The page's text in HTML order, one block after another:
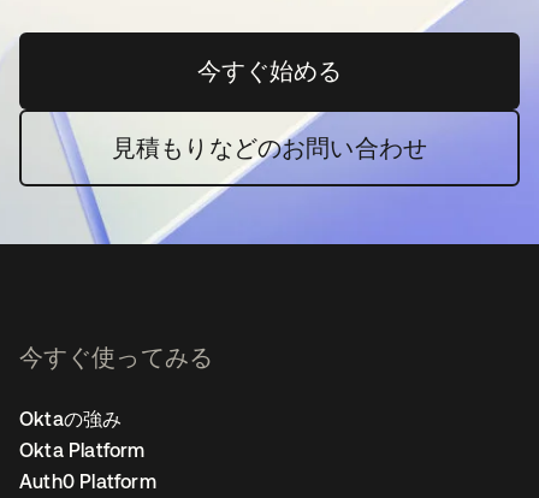
今すぐ始める新しいタブで開く
見積もりなどのお問い合わせ
今すぐ使ってみる
Oktaの強み
Okta Platform
Auth0 Platform